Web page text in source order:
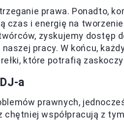
prawa. Ponadto,
czas i energię na
zyskujemy dostęp
pracy. W końcu,
które potrafią
a
prawnych,
chętniej współpracują z